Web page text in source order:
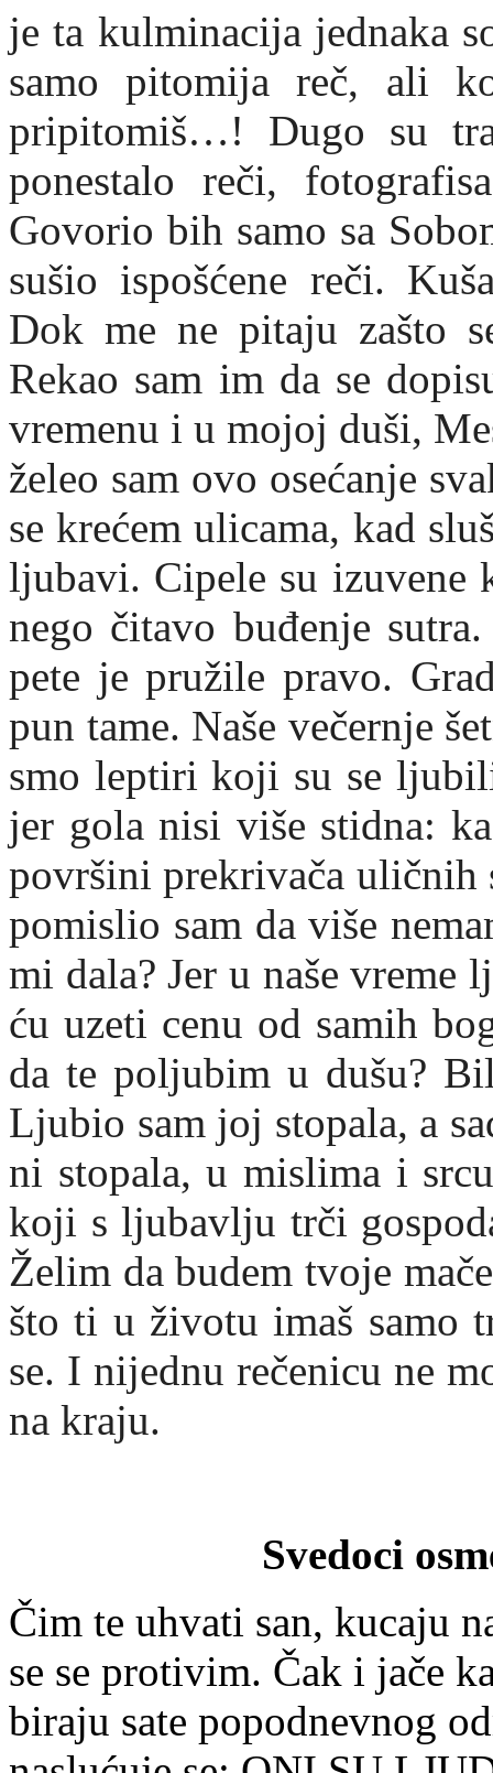
je ta kulminacija jednaka
samo pitomija reč, ali
pripitomiš…! Dugo su
ponestalo reči,
Govorio bih samo sa
sušio ispošćene reči.
Dok me ne pitaju zašto
Rekao sam im da se
vremenu i u mojoj duši,
želeo sam ovo osećanje
se krećem ulicama, kad
ljubavi. Cipele su izuvene
nego čitavo buđenje
pete je pružile pravo.
pun tame. Naše večernje
smo leptiri koji su se
jer gola nisi više stidna:
površini prekrivača uličnih
pomislio sam da više
mi dala? Jer u naše
ću uzeti cenu od samih
da te poljubim u dušu?
Ljubio sam joj stopala, a
ni stopala, u mislima i
koji s ljubavlju trči
Želim da budem tvoje
što ti u životu imaš samo
se. I nijednu rečenicu ne
na kraju.
Svedoci
Čim te uhvati san, kucaju
se se protivim. Čak i jače
biraju sate popodnevnog